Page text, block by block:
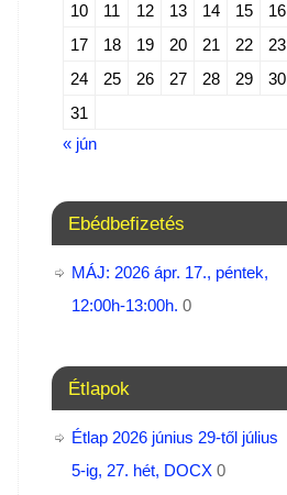
10
11 12 13 14 15
16
17
18 19 20 21 22
23
24
25 26 27 28 29
30
31
« jún
Ebédbefizetés
MÁJ: 2026 ápr. 17., péntek,
12:00h-13:00h. 0
Étlapok
Étlap 2026 június 29-től július
5-ig, 27. hét, DOCX 0